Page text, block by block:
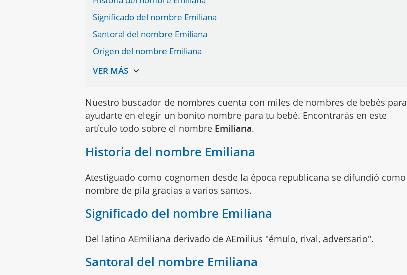
Significado del nombre Emiliana
Santoral del nombre Emiliana
Origen del nombre Emiliana
Nuestro buscador de nombres cuenta con miles de nombres de bebés para
ayudarte en elegir un bonito nombre para tu bebé. Encontrarás en este
artículo todo sobre el nombre Emiliana.
Historia del nombre Emiliana
Atestiguado como cognomen desde la época republicana se difundió como
nombre de pila gracias a varios santos.
Significado del nombre Emiliana
Del latino AEmiliana derivado de AEmilius "émulo, rival, adversario".
Santoral del nombre Emiliana